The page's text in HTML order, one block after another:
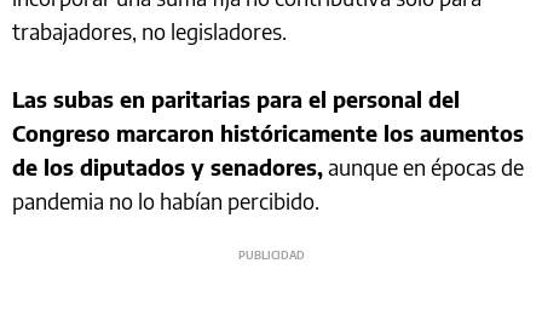
trabajadores, no legisladores.
Las subas en paritarias para el personal del
Congreso marcaron históricamente los aumentos
de los diputados y senadores,aunque en épocas de
pandemia no lo habían percibido.